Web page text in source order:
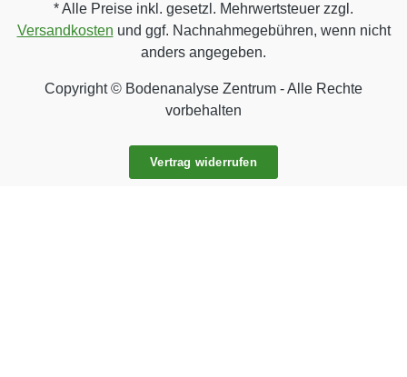
* Alle Preise inkl. gesetzl. Mehrwertsteuer zzgl.
Versandkosten und ggf. Nachnahmegebühren, wenn nicht
anders angegeben.
Copyright © Bodenanalyse Zentrum - Alle Rechte
vorbehalten
Vertrag widerrufen